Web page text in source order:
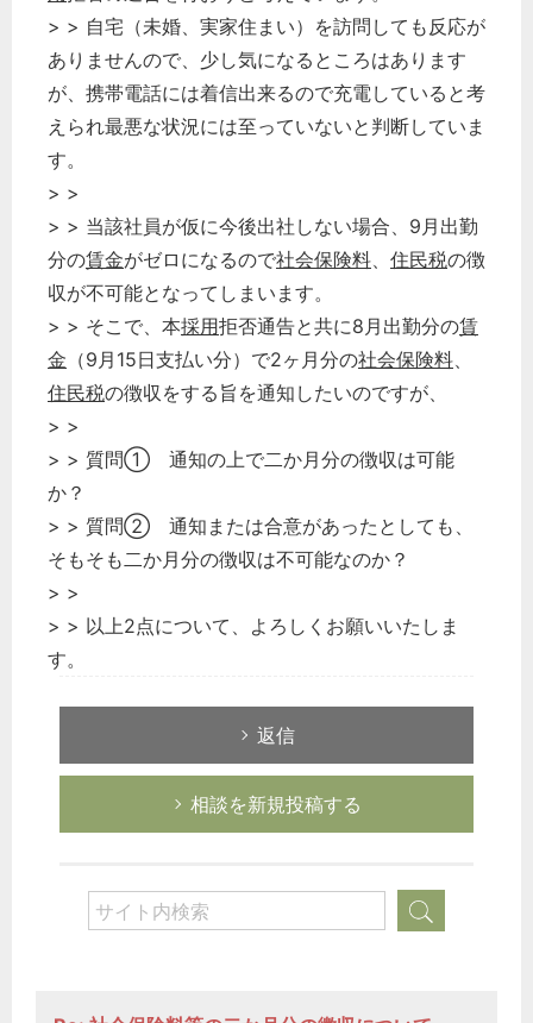
> > 自宅（未婚、実家住まい）を訪問しても反応が
ありませんので、少し気になるところはあります
が、携帯電話には着信出来るので充電していると考
えられ最悪な状況には至っていないと判断していま
す。
> >
> > 当該社員が仮に今後出社しない場合、9月出勤
分の賃金がゼロになるので社会保険料、 住民税の徴
収が不可能となってしまいます。
> > そこで、本採用拒否通告と共に8月出勤分の賃
金 （9月15日支払い分）で2ヶ月分の社会保険料、
住民税の徴収をする旨を通知したいのですが、
> >
> > 質問① 通知の上で二か月分の徴収は可能
か？
> > 質問② 通知または合意があったとしても、
そもそも二か月分の徴収は不可能なのか？
> >
> > 以上2点について、よろしくお願いいたしま
す。
返信
相談を新規投稿する
経営の知恵
総務の給湯室
秘書のノウハウ